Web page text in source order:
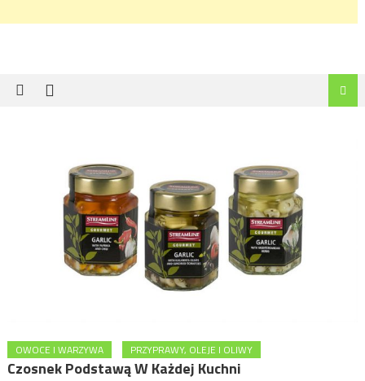
OWOCE I WARZYWA PRZYPRAWY, OLEJE I OLIWY
Czosnek Podstawą W Każdej Kuchni